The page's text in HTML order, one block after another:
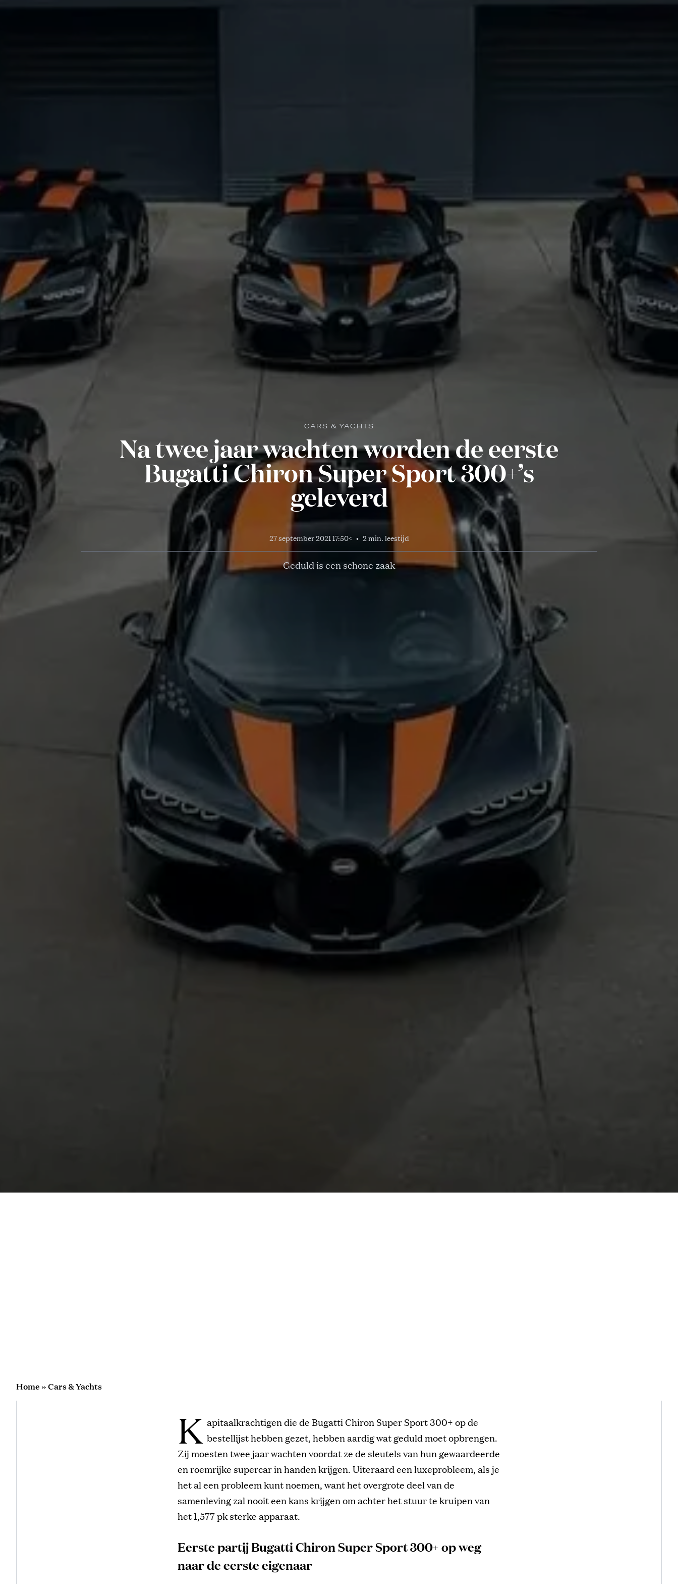
CARS & YACHTS
Na twee jaar wachten worden de eerste
Bugatti Chiron Super Sport 300+’s
geleverd
27 september 2021 17:50< • 2 min. leestijd
Geduld is een schone zaak
Home»Cars & Yachts
K apitaalkrachtigen die de Bugatti Chiron Super Sport 300+ op de
bestellijst hebben gezet, hebben aardig wat geduld moet opbrengen.
Zij moesten twee jaar wachten voordat ze de sleutels van hun gewaardeerde
en roemrijke supercar in handen krijgen. Uiteraard een luxeprobleem, als je
het al een probleem kunt noemen, want het overgrote deel van de
samenleving zal nooit een kans krijgen om achter het stuur te kruipen van
het 1,577 pk sterke apparaat.
Eerste partij Bugatti Chiron Super Sport 300+ op weg
naar de eerste eigenaar